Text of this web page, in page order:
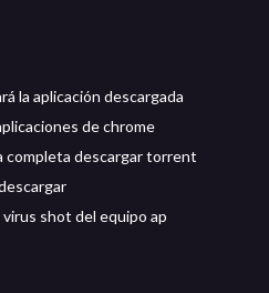
la aplicación descargada
de chrome
completa descargar torrent
shot del equipo ap